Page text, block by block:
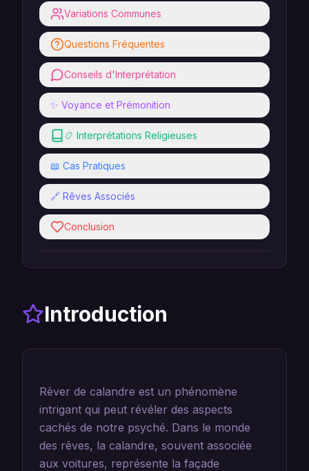
Variations Communes
Questions Fréquentes
Conseils d'Interprétation
✨ Voyance et Prémonition
📿 Interprétations Religieuses
📖 Cas Pratiques
🔗 Rêves Associés
Conclusion
Introduction
Rêver de calandre est un phénomène
intrigant qui peut révéler des aspects
cachés de notre psyché. Dans le monde
des rêves, la calandre, souvent associée
aux voitures, représente la façade